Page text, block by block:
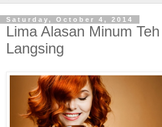
Saturday, October 4, 2014
Lima Alasan Minum
Langsing